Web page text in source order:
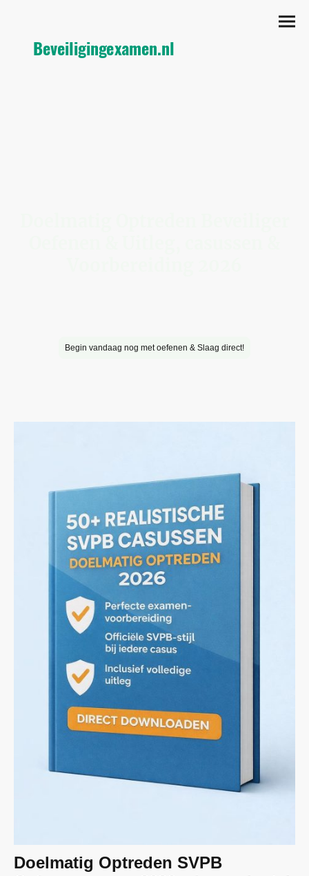
Beveiligingexamen.nl
Begin vandaag nog met oefenen & Slaag direct!
Doelmatig Optreden SVPB